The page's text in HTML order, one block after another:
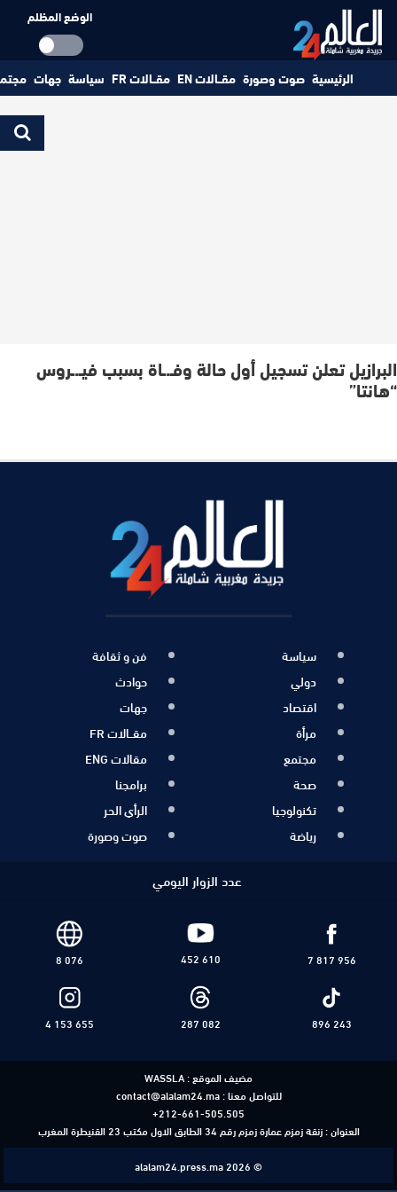
الوضع المظلم
الرئيسية صوت وصورة مقــالات EN مقــالات FR سياسة جهات
البرازيل تعلن تسجيل أول حالة وفـ.ـاة بسبب فيـ.ـروس
“هانتا”
سياسة
دولي
اقتصاد
مرأة
مجتمع
صحة
تكنولوجيا
رياضة
فن و ثقافة
حوادث
جهات
مقــالات FR
مقالات ENG
برامجنا
الرأي الحر
صوت وصورة
عدد الزوار اليومي
7 817 956
452 610
8 076
896 243
287 082
4 153 655
مضيف الموقع :WASSLA
للتواصل معنا :contact@alalam24.ma
+212-661-505.505
العنوان : زنقة زمزم عمارة زمزم رقم 34 الطابق الاول مكتب 23 القنيطرة المغرب
alalam24.press.ma 2026 ©